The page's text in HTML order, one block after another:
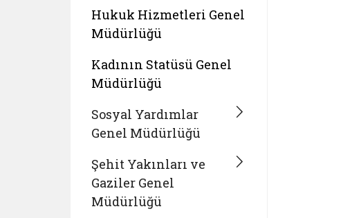
Hukuk Hizmetleri Genel
Müdürlüğü
Kadının Statüsü Genel
Müdürlüğü
Sosyal Yardımlar
Genel Müdürlüğü
Şehit Yakınları ve
Gaziler Genel
Müdürlüğü